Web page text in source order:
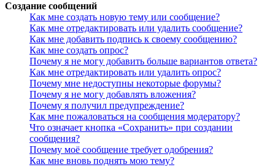
Создание сообщений
Как мне создать новую тему или сообщение?
Как мне отредактировать или удалить сообщение?
Как мне добавить подпись к своему сообщению?
Как мне создать опрос?
Почему я не могу добавить больше вариантов ответа?
Как мне отредактировать или удалить опрос?
Почему мне недоступны некоторые форумы?
Почему я не могу добавлять вложения?
Почему я получил предупреждение?
Как мне пожаловаться на сообщения модератору?
Что означает кнопка «Сохранить» при создании
сообщения?
Почему моё сообщение требует одобрения?
Как мне вновь поднять мою тему?